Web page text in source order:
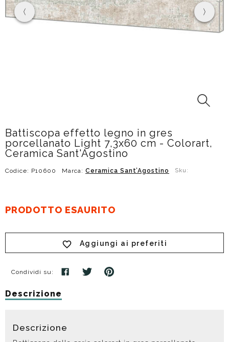
Battiscopa effetto legno in gres
porcellanato Light 7,3x60 cm - Colorart,
Ceramica Sant'Agostino
Codice: P10600 Marca: Ceramica Sant’Agostino Sku:
PRODOTTO ESAURITO
Aggiungi ai preferiti
Condividi su:
Descrizione
Descrizione